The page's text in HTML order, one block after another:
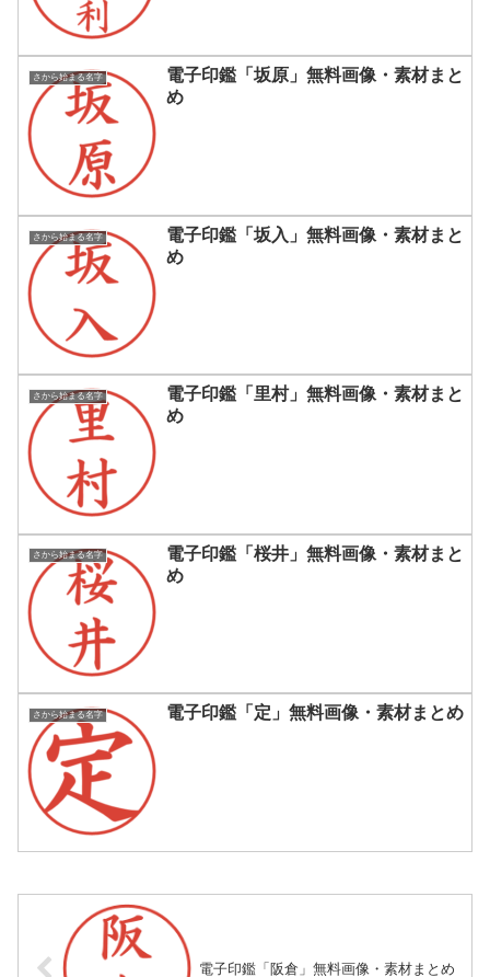
さから始まる名字
電子印鑑「坂原」無料画像・素材まと
め
さから始まる名字
電子印鑑「坂入」無料画像・素材まと
め
さから始まる名字
電子印鑑「里村」無料画像・素材まと
め
さから始まる名字
電子印鑑「桜井」無料画像・素材まと
め
さから始まる名字 電子印鑑「定」無料画像・素材まとめ
電子印鑑「阪倉」無料画像・素材まとめ